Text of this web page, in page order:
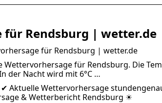
Rendsburg | wetter.de
für Rendsburg | wetter.de
Wettervorhersage für Rendsburg. Die
der Nacht wird mit 6°C …
Aktuelle Wettervorhersage
& Wetterbericht Rendsburg ☀